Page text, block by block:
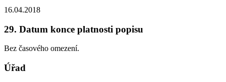
16.04.2018
29. Datum konce platnosti popisu
Bez časového omezení.
Úřad